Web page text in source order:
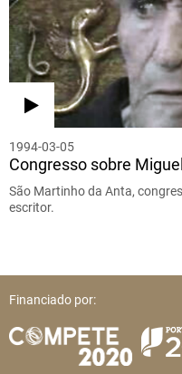
1994-03-05
Congresso sobre
São Martinho da Anta,
escritor.
Financiado por: